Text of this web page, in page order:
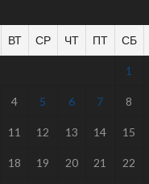
ВТ СР ЧТ ПТ СБ
1
4 5 6 7 8
11 12 13 14 15
18 19 20 21 22